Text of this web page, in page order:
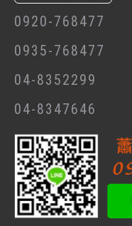
0920-768477
0935-768477
04-8352299
04-8347646